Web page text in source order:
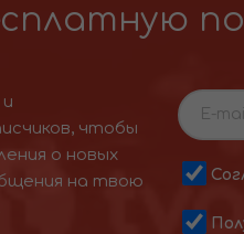
чтобы
о новых
на твою